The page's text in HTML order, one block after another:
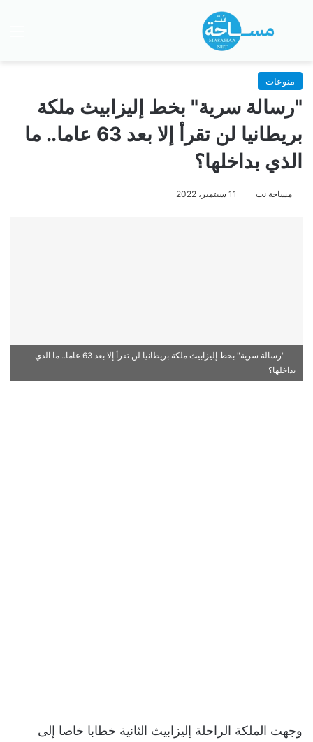
بحث عن
منوعات
"رسالة سرية" بخط إليزابيث ملكة
بريطانيا لن تقرأ إلا بعد 63 عاما.. ما
الذي بداخلها؟
مساحة نت 11 سبتمبر، 2022
"رسالة سرية" بخط إليزابيث ملكة بريطانيا لن تقرأ إلا بعد 63 عاما.. ما الذي
بداخلها؟
وجهت الملكة الراحلة إليزابيث الثانية خطابا خاصا إلى